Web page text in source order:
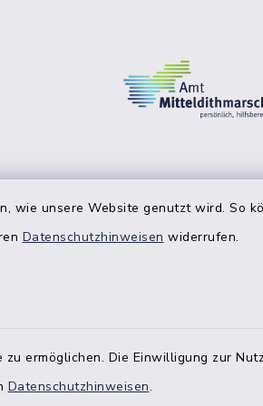
wie unsere Website genutzt wird. So
Datenschutzhinweisen widerrufen.
ermöglichen. Die Einwilligung zur
Datenschutzhinweisen.